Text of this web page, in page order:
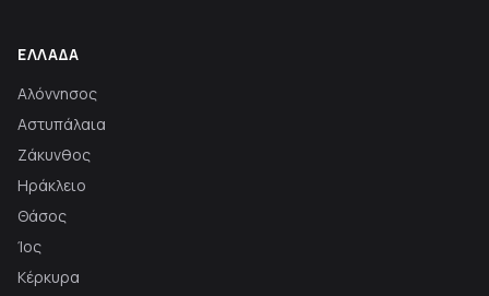
ΕΛΛΆΔΑ
Αλόννησος
Αστυπάλαια
Ζάκυνθος
Ηράκλειο
Θάσος
Ίος
Κέρκυρα